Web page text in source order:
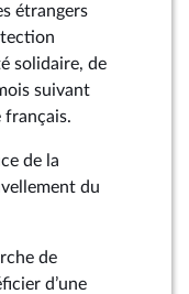
étrangers
solidaire, de
suivant
français.
de la
du
de
d’une